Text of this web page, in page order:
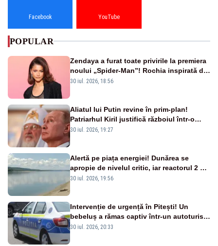
Facebook YouTube
POPULAR
Zendaya a furat toate privirile la premiera
noului „Spider-Man”! Rochia inspirată de
pânza de păianjen a făcut senzație
30 iul. 2026, 18:56
Aliatul lui Putin revine în prim-plan!
Patriarhul Kiril justifică războiul într-o
nouă carte
30 iul. 2026, 19:27
Alertă pe piața energiei! Dunărea se
apropie de nivelul critic, iar reactorul 2 de
la Cernavodă ar putea fi oprit
30 iul. 2026, 19:56
Intervenție de urgență în Pitești! Un
bebeluș a rămas captiv într-un autoturism
din cauza unei defecțiuni
30 iul. 2026, 20:33